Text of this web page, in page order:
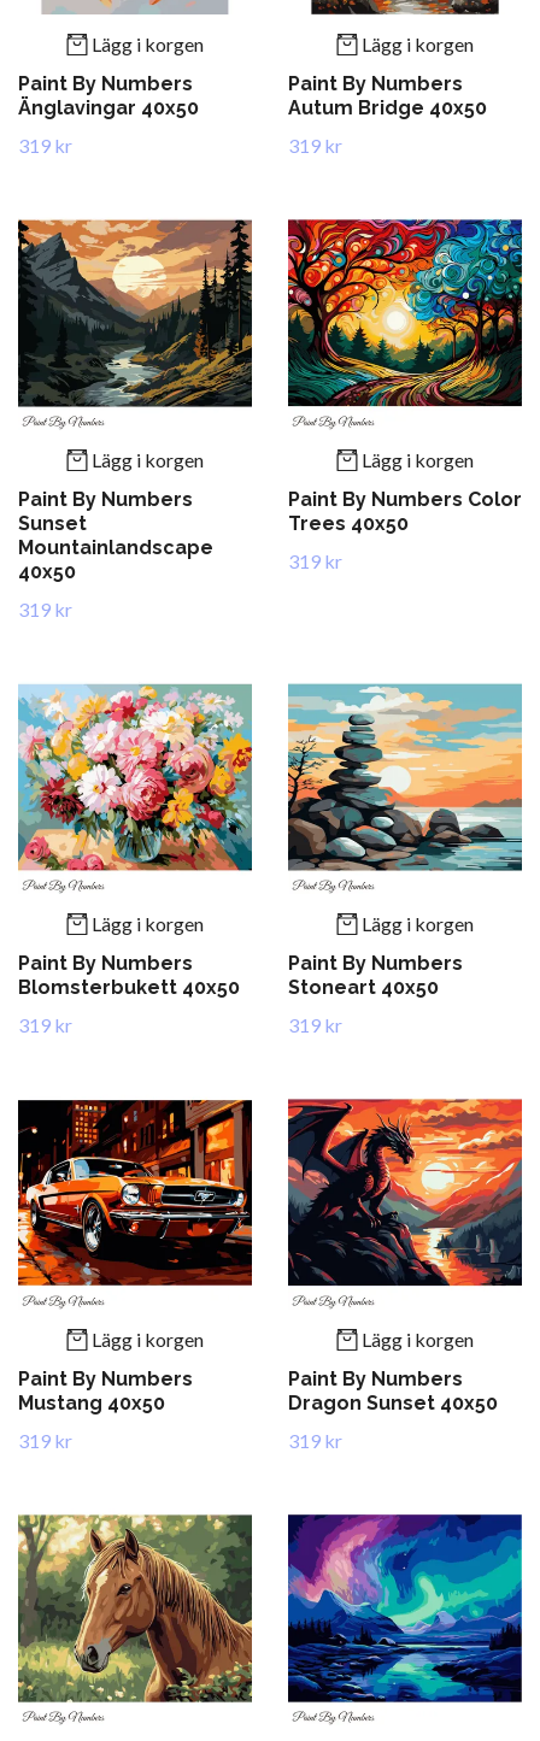
Lägg i korgen
Paint By Numbers
Änglavingar 40x50
319 kr
Lägg i korgen
Paint By Numbers
Autum Bridge 40x50
319 kr
Lägg i korgen
Paint By Numbers
Sunset
Mountainlandscape
40x50
319 kr
Lägg i korgen
Paint By Numbers Color
Trees 40x50
319 kr
Lägg i korgen
Paint By Numbers
Blomsterbukett 40x50
319 kr
Lägg i korgen
Paint By Numbers
Stoneart 40x50
319 kr
Lägg i korgen
Paint By Numbers
Mustang 40x50
319 kr
Lägg i korgen
Paint By Numbers
Dragon Sunset 40x50
319 kr